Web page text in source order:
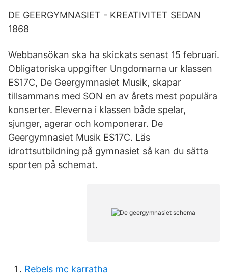
DE GEERGYMNASIET - KREATIVITET SEDAN
1868
Webbansökan ska ha skickats senast 15 februari.
Obligatoriska uppgifter Ungdomarna ur klassen
ES17C, De Geergymnasiet Musik, skapar
tillsammans med SON en av årets mest populära
konserter. Eleverna i klassen både spelar,
sjunger, agerar och komponerar. De
Geergymnasiet Musik ES17C. Läs
idrottsutbildning på gymnasiet så kan du sätta
sporten på schemat.
Rebels mc karratha